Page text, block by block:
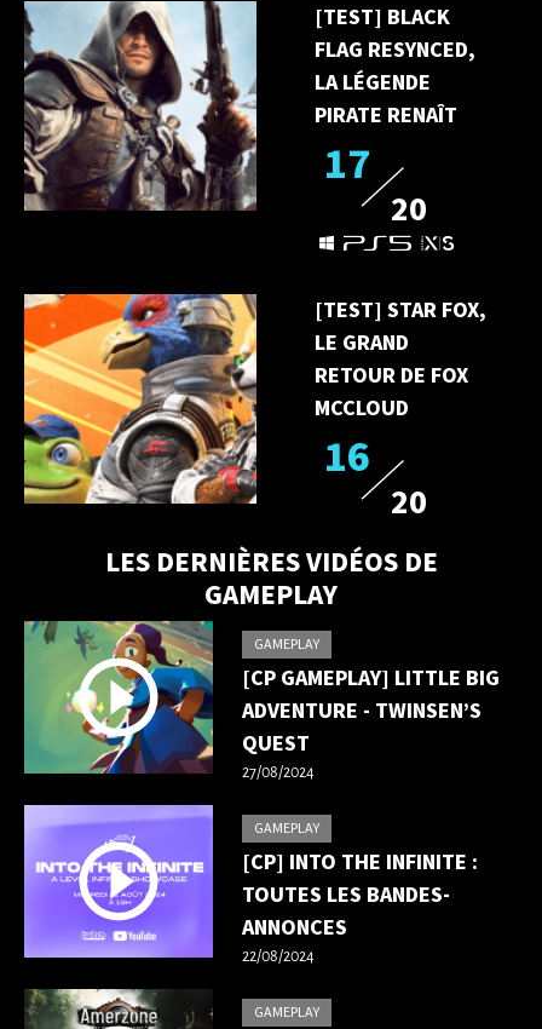
[TEST] BLACK
FLAG RESYNCED,
LA LÉGENDE
PIRATE RENAÎT
17
20
[TEST] STAR FOX,
LE GRAND
RETOUR DE FOX
MCCLOUD
16
20
LES DERNIÈRES VIDÉOS DE
GAMEPLAY
GAMEPLAY
[CP GAMEPLAY] LITTLE BIG
ADVENTURE - TWINSEN’S
QUEST
27/08/2024
GAMEPLAY
[CP] INTO THE INFINITE :
TOUTES LES BANDES-
ANNONCES
22/08/2024
GAMEPLAY